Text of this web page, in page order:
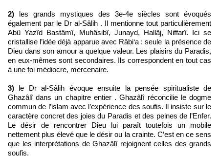
2) les grands mystiques des 3e-4e siècles sont évoqués
également par le Dr al-Sâlih . Il mentionne tout particulièrement
Abû Yazîd Bastâmî, Muhâsibî, Junayd, Hallâj, Niffarî. Ici se
cristallise l’idée déjà apparue avec Râbi‘a : seule la présence de
Dieu dans son amour a quelque valeur. Les plaisirs du Paradis,
en eux-mêmes sont secondaires. Ils correspondent en tout cas
à une foi médiocre, mercenaire.
3) le Dr al-Sâlih évoque ensuite la pensée spiritualiste de
Ghazâlî dans un chapitre entier . Ghazâlî réconcilie le dogme
commun de l’islam avec l’expérience des soufis. Il insiste sur le
caractère concret des joies du Paradis et des peines de l’Enfer.
Le désir de rencontrer Dieu lui paraît toutefois un mobile
nettement plus élevé que le désir ou la crainte. C’est en ce sens
que les interprétations de Ghazâlî rejoignent celles des grands
soufis.